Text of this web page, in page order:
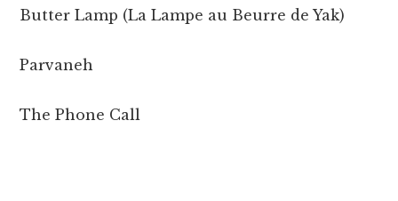
Butter Lamp (La Lampe au Beurre de Yak)
Parvaneh
The Phone Call